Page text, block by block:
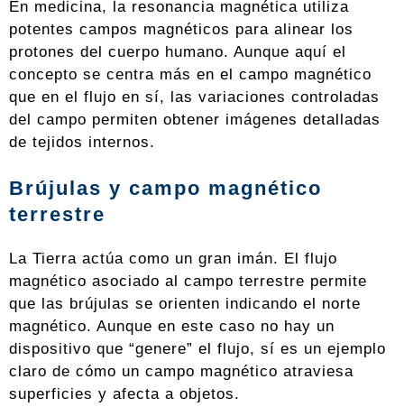
En medicina, la resonancia magnética utiliza
potentes campos magnéticos para alinear los
protones del cuerpo humano. Aunque aquí el
concepto se centra más en el campo magnético
que en el flujo en sí, las variaciones controladas
del campo permiten obtener imágenes detalladas
de tejidos internos.
Brújulas y campo magnético
terrestre
La Tierra actúa como un gran imán. El flujo
magnético asociado al campo terrestre permite
que las brújulas se orienten indicando el norte
magnético. Aunque en este caso no hay un
dispositivo que “genere” el flujo, sí es un ejemplo
claro de cómo un campo magnético atraviesa
superficies y afecta a objetos.